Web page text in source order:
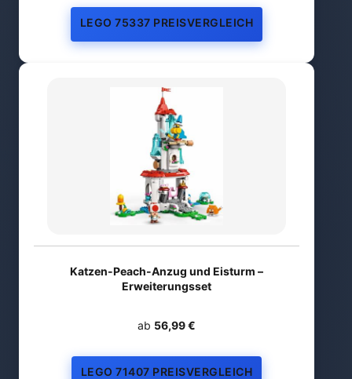
LEGO 75337 PREISVERGLEICH
Katzen-Peach-Anzug und Eisturm –
Erweiterungsset
ab 56,99 €
LEGO 71407 PREISVERGLEICH